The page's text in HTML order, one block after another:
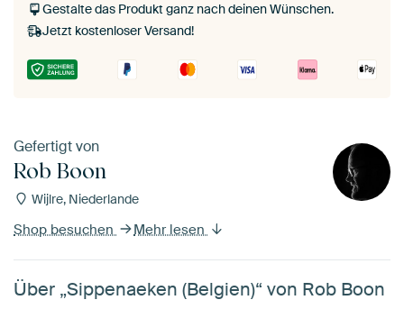
Gestalte das Produkt ganz nach deinen Wünschen.
Jetzt kostenloser Versand!
Gefertigt von
Rob Boon
Wijlre, Niederlande
Shop besuchen Mehr lesen
Über „Sippenaeken (Belgien)“ von Rob Boon